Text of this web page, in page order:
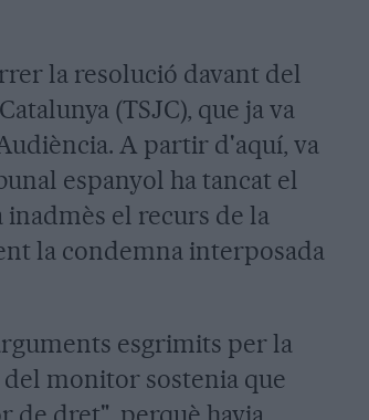
la resolució davant del
(TSJC), que ja va
A partir d'aquí, va
espanyol ha tancat el
inadmès el recurs de la
la condemna interposada
esgrimits per la
monitor sostenia que